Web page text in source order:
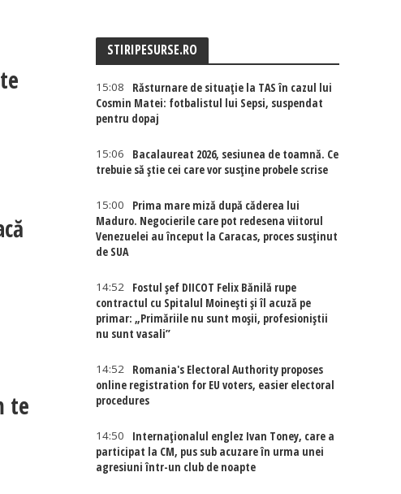
te
STIRIPESURSE.RO
15:08
Răsturnare de situație la TAS în cazul lui
Cosmin Matei: fotbalistul lui Sepsi, suspendat
pentru dopaj
15:06
Bacalaureat 2026, sesiunea de toamnă. Ce
trebuie să știe cei care vor susține probele scrise
15:00
Prima mare miză după căderea lui
Maduro. Negocierile care pot redesena viitorul
Venezuelei au început la Caracas, proces susținut
de SUA
14:52
Fostul șef DIICOT Felix Bănilă rupe
contractul cu Spitalul Moinești și îl acuză pe
primar: „Primăriile nu sunt moșii, profesioniștii
nu sunt vasali”
14:52
Romania's Electoral Authority proposes
online registration for EU voters, easier electoral
procedures
14:50
Internaţionalul englez Ivan Toney, care a
participat la CM, pus sub acuzare în urma unei
agresiuni într-un club de noapte